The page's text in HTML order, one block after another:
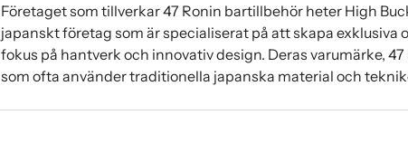
Företaget som tillverkar 47 Ronin bartillbehör heter High
japanskt företag som är specialiserat på att skapa
fokus på hantverk och innovativ design. Deras varumärke,
som ofta använder traditionella japanska material och